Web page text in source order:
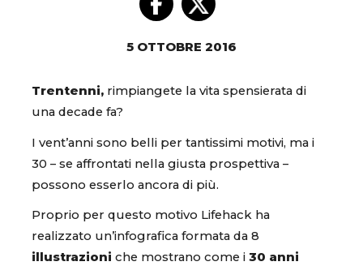
5 OTTOBRE 2016
Trentenni, rimpiangete la vita spensierata di
una decade fa?
I vent’anni sono belli per tantissimi motivi, ma i
30 – se affrontati nella giusta prospettiva –
possono esserlo ancora di più.
Proprio per questo motivo Lifehack ha
realizzato un’infografica formata da 8
illustrazioni che mostrano come i 30 anni